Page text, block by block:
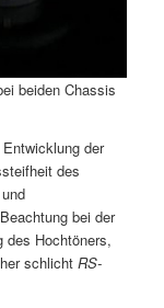
beiden Chassis
der
des
bei der
des Hochtöners,
schlicht RS-